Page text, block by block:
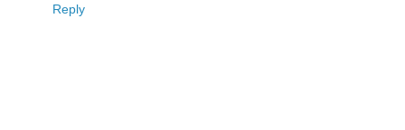
Reply